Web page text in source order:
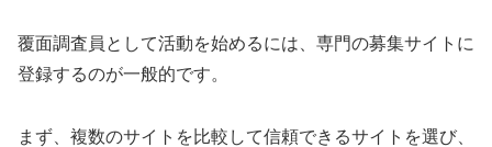
覆面調査員として活動を始めるには、専門の募集サイトに
登録するのが一般的です。
まず、複数のサイトを比較して信頼できるサイトを選び、